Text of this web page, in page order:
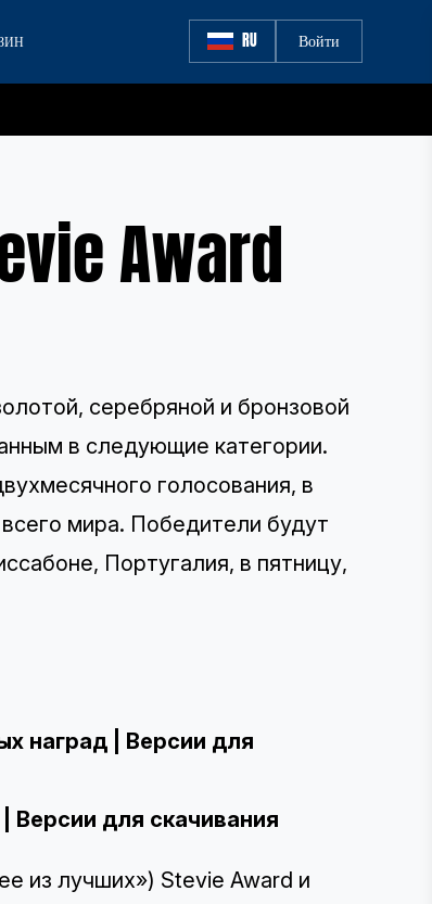
RU Войти
Award
серебряной и бронзовой
в следующие категории.
голосования, в
мира. Победители будут
Португалия, в пятницу,
наград
Версии для
Версии для скачивания
из лучших») Stevie Award и